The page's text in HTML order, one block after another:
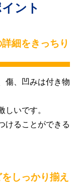
ント
細をきっちり
傷、凹みは付き物
しいです。
けることができる
しっかり揃え